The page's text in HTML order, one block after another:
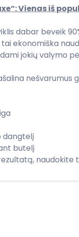
Vienas iš
dabar beveik
ekonomiška
jokių valymo
nešvarumus
dangtelį
butelį
naudokite